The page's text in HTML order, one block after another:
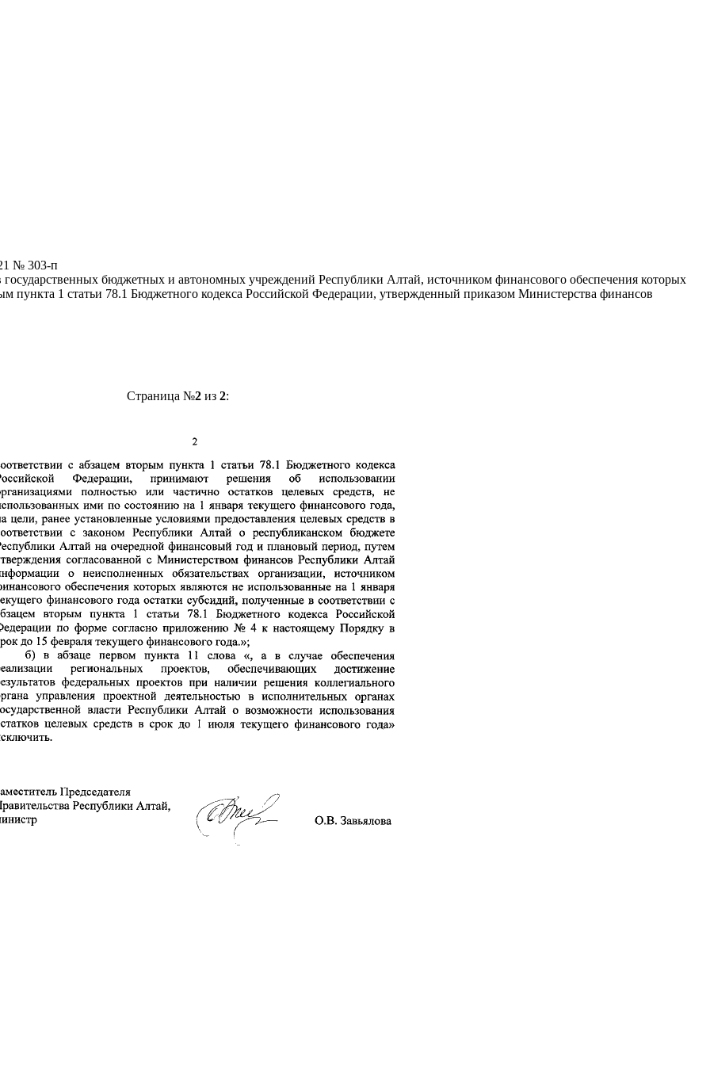
№ 303-п
бюджетных и автономных учреждений Республики Алтай, источником финансового обеспечения которых
пункта 1 статьи 78.1 Бюджетного кодекса Российской Федерации, утвержденный приказом Министерства финансов
Страница №2из 2: